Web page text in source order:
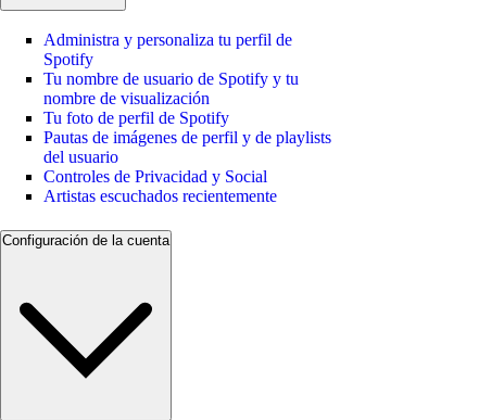
Administra y personaliza tu perfil de
Spotify
Tu nombre de usuario de Spotify y tu
nombre de visualización
Tu foto de perfil de Spotify
Pautas de imágenes de perfil y de playlists
del usuario
Controles de Privacidad y Social
Artistas escuchados recientemente
Configuración de la cuenta